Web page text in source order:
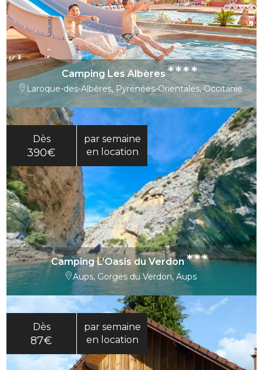
Camping Les Albères****
Laroque-des-Albères, Pyrénées-Orientales, Occitanie
Dès
390€
par semaine
en location
Camping L’Oasis du Verdon***
Aups, Gorges du Verdon, Aups
Dès
87€
par semaine
en location